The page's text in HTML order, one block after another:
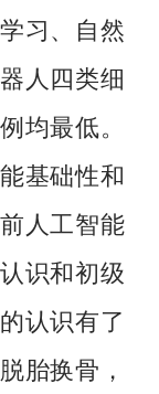
习、自然
人四类细
均最低。
基础性和
人工智能
识和初级
认识有了
胎换骨，